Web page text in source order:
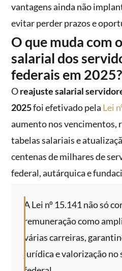
vantagens ainda não
evitar perder prazos e
O que muda com
salarial dos
federais em 2025?
Oreajuste salarial
2025foi efetivado pela Lei
aumento nos vencimentos,
tabelas salariais e
centenas de milhares de
federal, autárquica e
A Lei nº 15.141 não só
remuneração como
várias carreiras,
jurídica e valorização